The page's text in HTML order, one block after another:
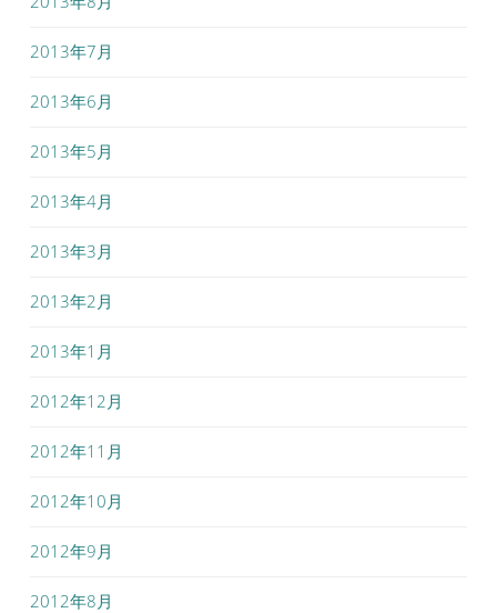
2013年7月
2013年6月
2013年5月
2013年4月
2013年3月
2013年2月
2013年1月
2012年12月
2012年11月
2012年10月
2012年9月
2012年8月